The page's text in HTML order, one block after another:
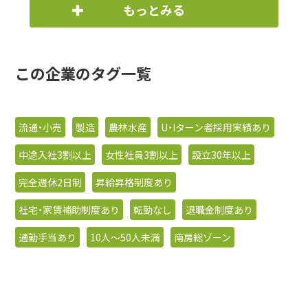
もっとみる
この企業のタグ一覧
流通・小売 製造 農林水産
U・Iターン者採用実績あり
中途入社3割以上
女性社員3割以上
設立30年以上
完全週休2日制
昇給昇格制度あり
社宅・家賃補助制度あり
転勤なし
退職金制度あり
通勤手当あり
10人〜50人未満 南房総ゾーン